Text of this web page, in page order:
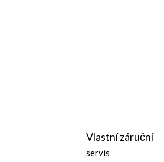
Vlastní záruční
servis